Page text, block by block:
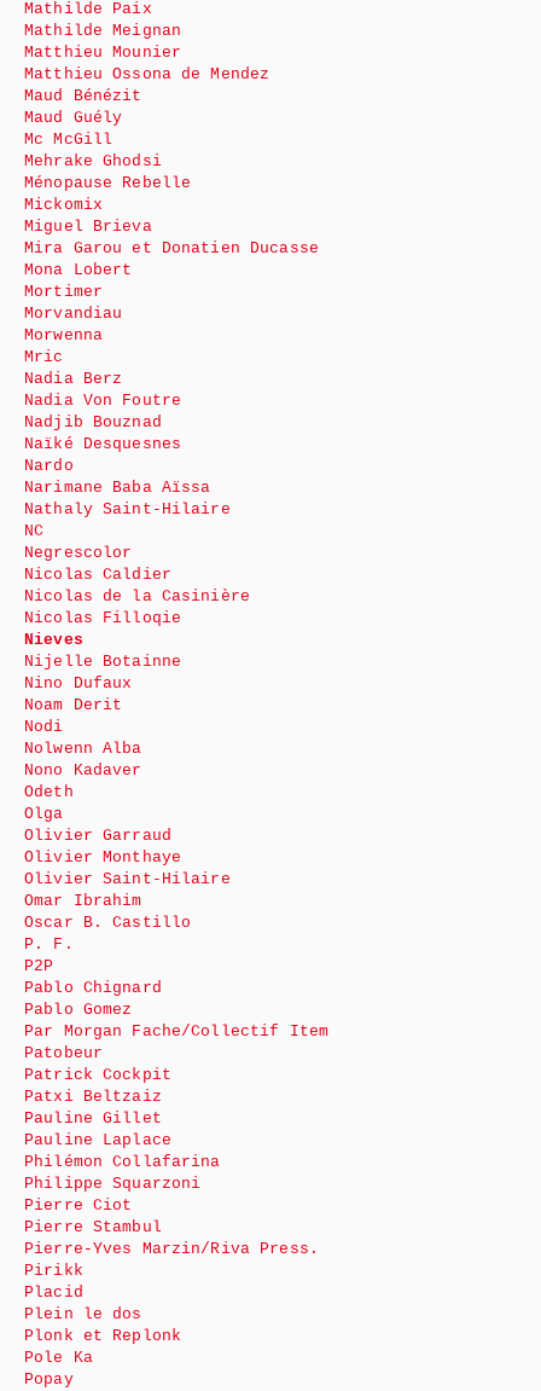
Mathilde Paix
Mathilde Meignan
Matthieu Mounier
Matthieu Ossona de Mendez
Maud Bénézit
Maud Guély
Mc McGill
Mehrake Ghodsi
Ménopause Rebelle
Mickomix
Miguel Brieva
Mira Garou et Donatien Ducasse
Mona Lobert
Mortimer
Morvandiau
Morwenna
Mric
Nadia Berz
Nadia Von Foutre
Nadjib Bouznad
Naïké Desquesnes
Nardo
Narimane Baba Aïssa
Nathaly Saint-Hilaire
NC
Negrescolor
Nicolas Caldier
Nicolas de la Casinière
Nicolas Filloqie
Nieves
Nijelle Botainne
Nino Dufaux
Noam Derit
Nodi
Nolwenn Alba
Nono Kadaver
Odeth
Olga
Olivier Garraud
Olivier Monthaye
Olivier Saint-Hilaire
Omar Ibrahim
Oscar B. Castillo
P. F.
P2P
Pablo Chignard
Pablo Gomez
Par Morgan Fache/Collectif Item
Patobeur
Patrick Cockpit
Patxi Beltzaiz
Pauline Gillet
Pauline Laplace
Philémon Collafarina
Philippe Squarzoni
Pierre Ciot
Pierre Stambul
Pierre-Yves Marzin/Riva Press.
Pirikk
Placid
Plein le dos
Plonk et Replonk
Pole Ka
Popay